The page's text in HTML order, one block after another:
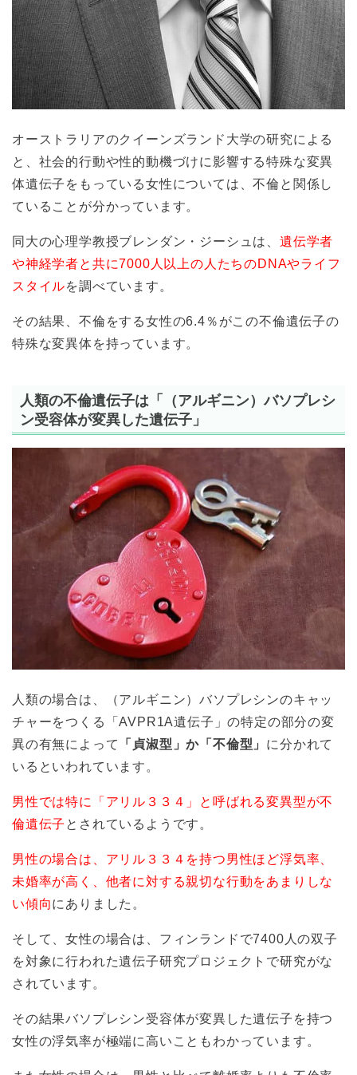
オーストラリアのクイーンズランド大学の研究による
と、社会的行動や性的動機づけに影響する特殊な変異
体遺伝子をもっている女性については、不倫と関係し
ていることが分かっています。
同大の心理学教授ブレンダン・ジーシュは、 遺伝学者
や神経学者と共に7000人以上の人たちのDNAやライフ
スタイルを調べています。
その結果、不倫をする女性の6.4％がこの不倫遺伝子の
特殊な変異体を持っています。
人類の不倫遺伝子は「（アルギニン）バソプレシ
ン受容体が変異した遺伝子」
人類の場合は、（アルギニン）バソプレシンのキャッ
チャーをつくる「AVPR1A遺伝子」の特定の部分の変
異の有無によって
「貞淑型」か「不倫型」 に分かれて
いるといわれています。
男性では特に「アリル３３４」と呼ばれる変異型が不
倫遺伝子 とされているようです。
男性の場合は、アリル３３４を持つ男性ほど浮気率、
未婚率が高く、他者に対する親切な行動をあまりしな
い傾向にありました。
そして、女性の場合は、フィンランドで7400人の双子
を対象に行われた遺伝子研究プロジェクトで研究がな
されています。
その結果バソプレシン受容体が変異した遺伝子を持つ
女性の浮気率が極端に高いこともわかっています。